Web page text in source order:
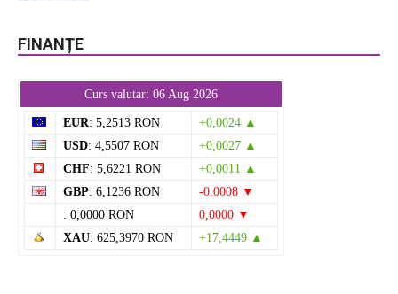
FINANȚE
Curs valutar: 06 Aug 2026
EUR: 5,2513 RON
+0,0024 ▲
USD: 4,5507 RON
+0,0027 ▲
CHF: 5,6221 RON
+0,0011 ▲
GBP: 6,1236 RON
-0,0008 ▼
: 0,0000 RON
0,0000 ▼
XAU: 625,3970 RON +17,4449 ▲